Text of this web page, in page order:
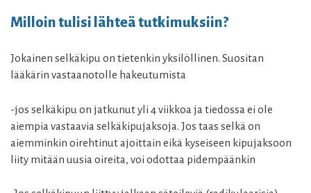
Milloin tulisi lähteä tutkimuksiin?
Jokainen selkäkipu on tietenkin yksilöllinen. Suositan
lääkärin vastaanotolle hakeutumista
-jos selkäkipu on jatkunut yli 4 viikkoa ja tiedossa ei ole
aiempia vastaavia selkäkipujaksoja. Jos taas selkä on
aiemminkin oirehtinut ajoittain eikä kyseiseen kipujaksoon
liity mitään uusia oireita, voi odottaa pidempäänkin